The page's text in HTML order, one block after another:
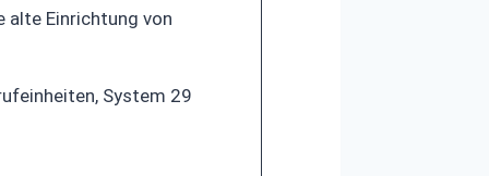
alte Einrichtung von
System 29